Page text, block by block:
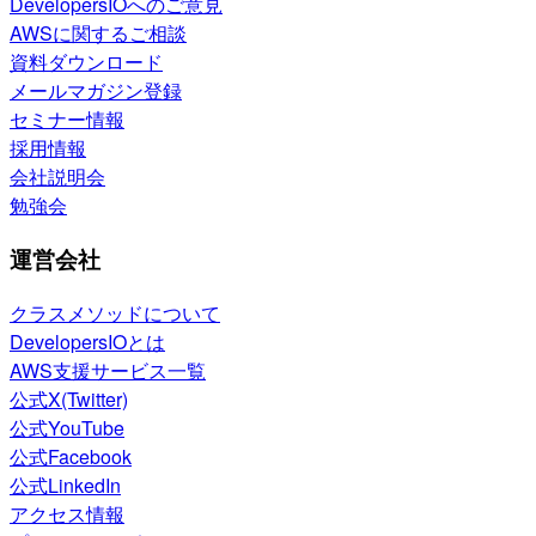
AWSに関するご相談
資料ダウンロード
メールマガジン登録
セミナー情報
採用情報
会社説明会
勉強会
運営会社
クラスメソッドについて
DevelopersIOとは
AWS支援サービス一覧
公式X(Twitter)
公式YouTube
公式Facebook
公式LinkedIn
アクセス情報